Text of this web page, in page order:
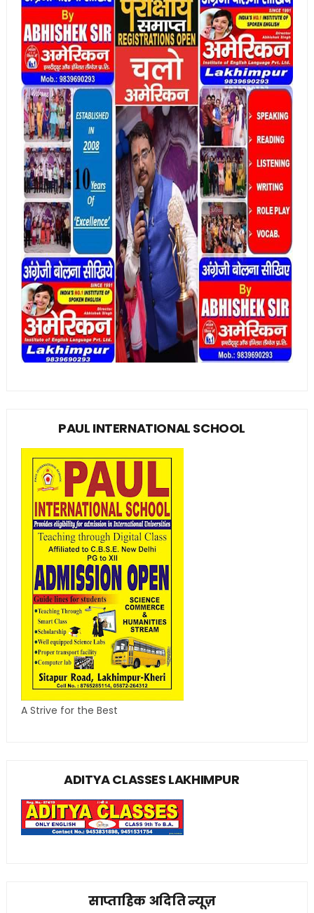
PAUL INTERNATIONAL SCHOOL
A Strive for the Best
ADITYA CLASSES LAKHIMPUR
साप्ताहिक अदिति न्यूज़